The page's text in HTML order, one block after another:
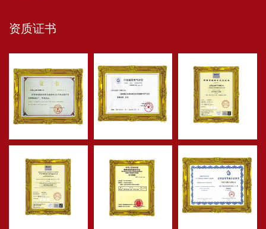
资质证书